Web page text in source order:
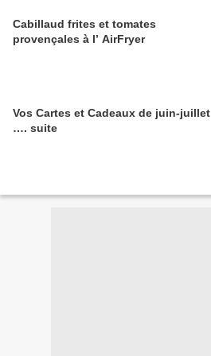
Cabillaud frites et tomates
provençales à l’ AirFryer
Vos Cartes et Cadeaux de juin-juillet
…. suite